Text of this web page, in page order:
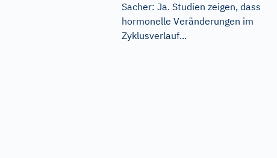
Sacher: Ja. Studien zeigen, dass
hormonelle Veränderungen im
Zyklusverlauf...